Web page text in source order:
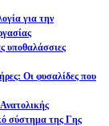
για την
υποθαλάσσιες
Οι φυσαλίδες που
σύστημα της Γης